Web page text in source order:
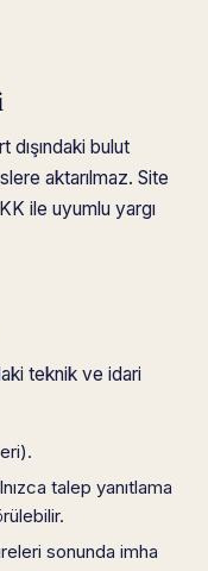
dışındaki bulut
aktarılmaz. Site
ile uyumlu yargı
teknik ve idari
talep yanıtlama
sonunda imha